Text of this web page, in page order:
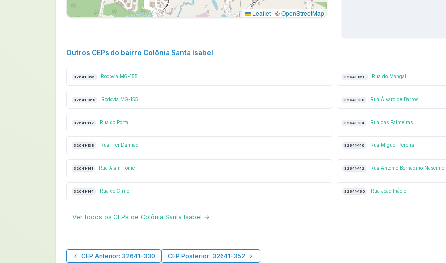
Leaflet | ©OpenStreetMap
Outros CEPs do bairro Colônia Santa Isabel
32641-055 Rodovia MG-155 32641-058 Rua do Mangal
32641-060 Rodovia MG-155 32641-130 Rua Álvaro de Barros
32641-132 Rua do Portal 32641-134 Rua das Palmeiras
32641-138 Rua Frei Damião 32641-140 Rua Miguel Pereira
32641-141 Rua Alain Tomé 32641-142 Rua Antônio Bernadino
32641-144 Rua do Cirilo 32641-160 Rua João Inácio
Ver todos os CEPs de Colônia Santa Isabel →
CEP Anterior: 32641-330 CEP Posterior: 32641-352